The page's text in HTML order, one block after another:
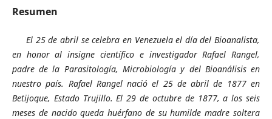
Resumen
El 25 de abril se celebra en Venezuela el día del Bioanalista,
en honor al insigne científico e investigador Rafael Rangel,
padre de la Parasitología, Microbiología y del Bioanálisis en
nuestro país. Rafael Rangel nació el 25 de abril de 1877 en
Betijoque, Estado Trujillo. El 29 de octubre de 1877, a los seis
meses de nacido queda huérfano de su humilde madre soltera